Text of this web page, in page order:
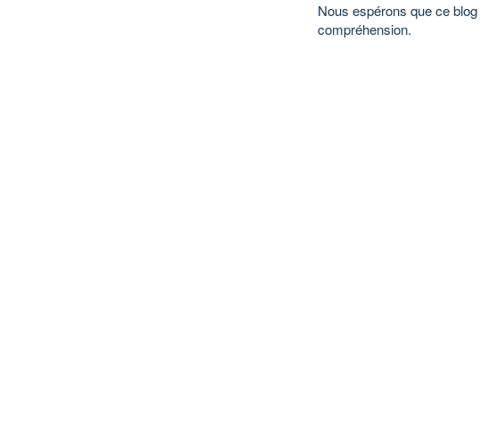
Nous espérons que ce
compréhension.